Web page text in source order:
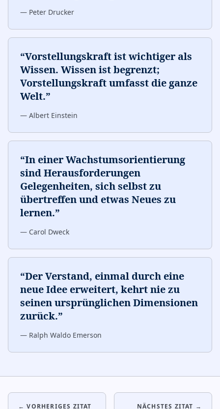
— Peter Drucker
“Vorstellungskraft ist wichtiger als
Wissen. Wissen ist begrenzt;
Vorstellungskraft umfasst die ganze
Welt.”
— Albert Einstein
“In einer Wachstumsorientierung
sind Herausforderungen
Gelegenheiten, sich selbst zu
übertreffen und etwas Neues zu
lernen.”
— Carol Dweck
“Der Verstand, einmal durch eine
neue Idee erweitert, kehrt nie zu
seinen ursprünglichen Dimensionen
zurück.”
— Ralph Waldo Emerson
← VORHERIGES ZITAT NÄCHSTES ZITAT →